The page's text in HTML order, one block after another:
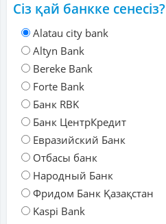
Сіз қай банкке сенесіз?
Alatau city bank
Altyn Bank
Bereke Bank
Forte Bank
Банк RBK
Банк ЦентрКредит
Евразийский Банк
Отбасы банк
Народный Банк
Фридом Банк Қазақстан
Kaspi Bank